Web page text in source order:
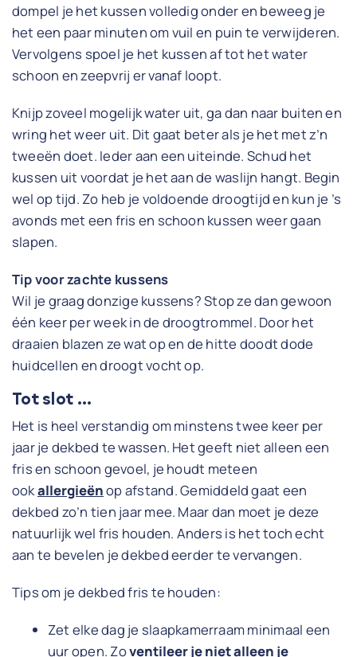
dompel je het kussen volledig onder en beweeg je
het een paar minuten om vuil en puin te verwijderen.
Vervolgens spoel je het kussen af tot het water
schoon en zeepvrij er vanaf loopt.
Knijp zoveel mogelijk water uit, ga dan naar buiten en
wring het weer uit. Dit gaat beter als je het met z’n
tweeën doet. Ieder aan een uiteinde. Schud het
kussen uit voordat je het aan de waslijn hangt. Begin
wel op tijd. Zo heb je voldoende droogtijd en kun je ’s
avonds met een fris en schoon kussen weer gaan
slapen.
Tip voor zachte kussens
Wil je graag donzige kussens? Stop ze dan gewoon
één keer per week in de droogtrommel. Door het
draaien blazen ze wat op en de hitte doodt dode
huidcellen en droogt vocht op.
Tot slot …
Het is heel verstandig om minstens twee keer per
jaar je dekbed te wassen. Het geeft niet alleen een
fris en schoon gevoel, je houdt meteen
ookallergieënop afstand. Gemiddeld gaat een
dekbed zo’n tien jaar mee. Maar dan moet je deze
natuurlijk wel fris houden. Anders is het toch echt
aan te bevelen je dekbed eerder te vervangen.
Tips om je dekbed fris te houden:
Zet elke dag je slaapkamerraam minimaal een
uur open. Zoventileer je niet alleen je